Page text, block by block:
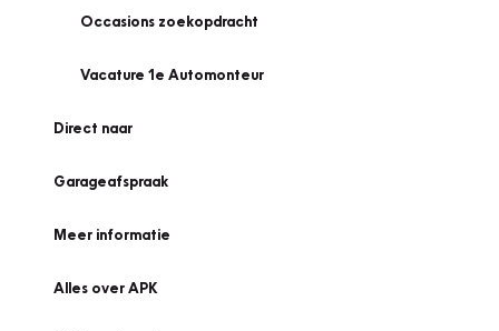
Occasions zoekopdracht
Vacature 1e Automonteur
Direct naar
Garageafspraak
Meer informatie
Alles over APK